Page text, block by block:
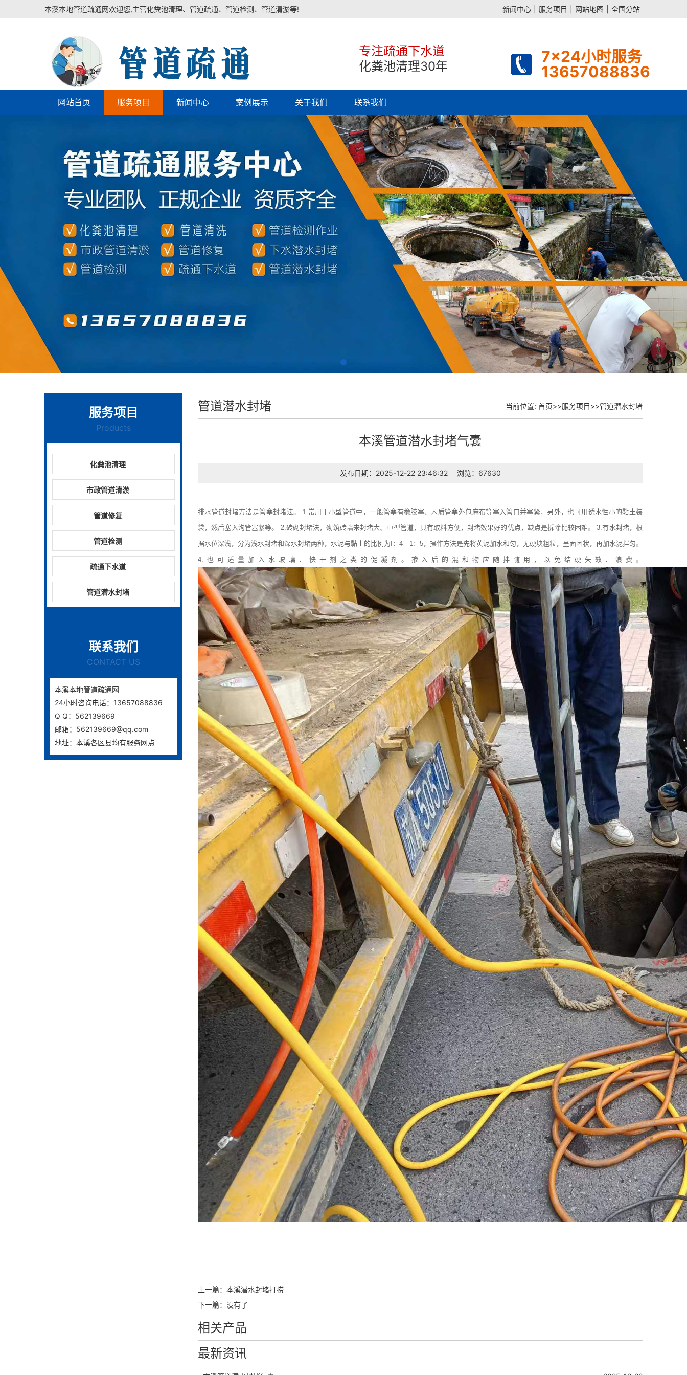
本溪本地管道疏通网欢迎您,主营化粪池清理、管道疏通、管道检测、管道清淤等! 新闻中心 服务项目 网站地图 全国分站
专注疏通下水道
化粪池清理30年
7x24小时服务
13657088836
网站首页 服务项目 新闻中心 案例展示 关于我们 联系我们
服务项目
Products
化粪池清理
市政管道清淤
管道修复
管道检测
疏通下水道
管道潜水封堵
联系我们
CONTACT US
本溪本地管道疏通网
24小时咨询电话：13657088836
Q Q：562139669
邮箱：562139669@qq.com
地址：本溪各区县均有服务网点
管道潜水封堵 当前位置: 首页>>服务项目>>管道潜水封堵
本溪管道潜水封堵气囊
发布日期：2025-12-22 23:46:32 浏览：67630
排水管道封堵方法是管塞封堵法。 1.常用于小型管道中，一般管塞有橡胶塞、木质管塞外包麻布等塞入管口并塞紧，另外，也可用透水性小的黏土装
袋，然后塞入沟管塞紧等。 2.砖砌封堵法，砌筑砖墙来封堵大、中型管道，具有取料方便，封堵效果好的优点，缺点是拆除比较困难。 3.有水封堵，根
据水位深浅，分为浅水封堵和深水封堵两种，水泥与黏土的比例为I：4—1：5，操作方法是先将黄泥加水和匀，无硬块粗粒，呈面团状，再加水泥拌匀。
4.也可适量加入水玻璃、快干剂之类的促凝剂。掺入后的混和物应随拌随用，以免结硬失效、浪费。
上一篇： 本溪潜水封堵打捞
下一篇：没有了
相关产品
最新资讯